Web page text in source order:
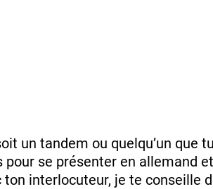
un tandem ou quelqu’un que
se présenter en allemand
interlocuteur, je te conseille